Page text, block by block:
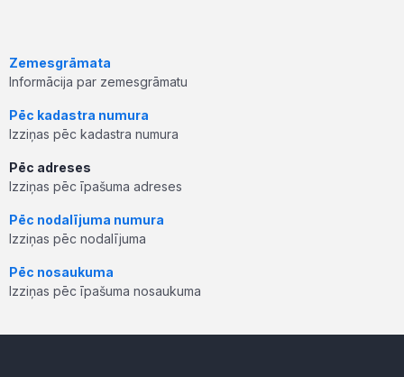
Zemesgrāmata
Informācija par zemesgrāmatu
Pēc kadastra numura
Izziņas pēc kadastra numura
Pēc adreses
Izziņas pēc īpašuma adreses
Pēc nodalījuma numura
Izziņas pēc nodalījuma
Pēc nosaukuma
Izziņas pēc īpašuma nosaukuma